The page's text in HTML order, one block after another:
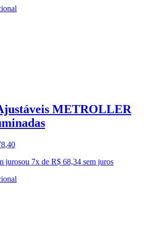
METROLLER
,40
jurosou 7x de R$ 68,34 sem juros